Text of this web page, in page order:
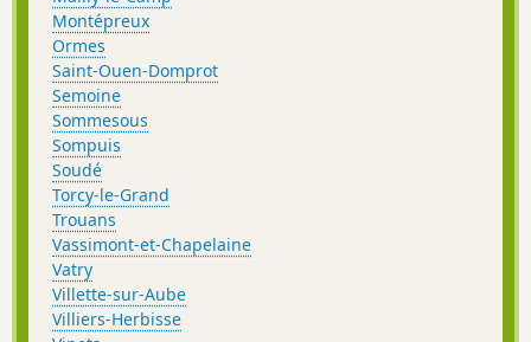
Montépreux
Ormes
Saint-Ouen-Domprot
Semoine
Sommesous
Sompuis
Soudé
Torcy-le-Grand
Trouans
Vassimont-et-Chapelaine
Vatry
Villette-sur-Aube
Villiers-Herbisse